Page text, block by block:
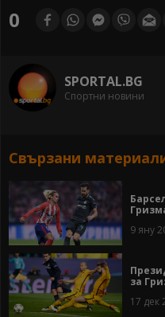
0
SPORTAL.BG
Спортни новини
Свързани
9 яну
за
17 дек